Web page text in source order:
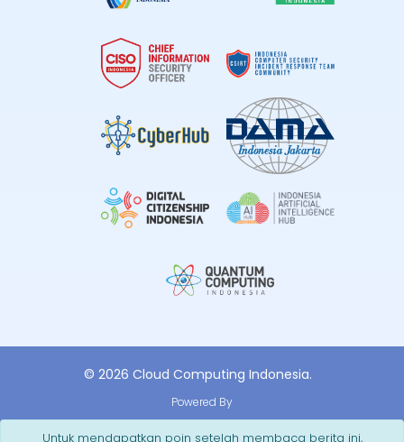
Untuk mendapatkan poin setelah membaca berita ini,
© 2026 Cloud Computing Indonesia.
Powered By